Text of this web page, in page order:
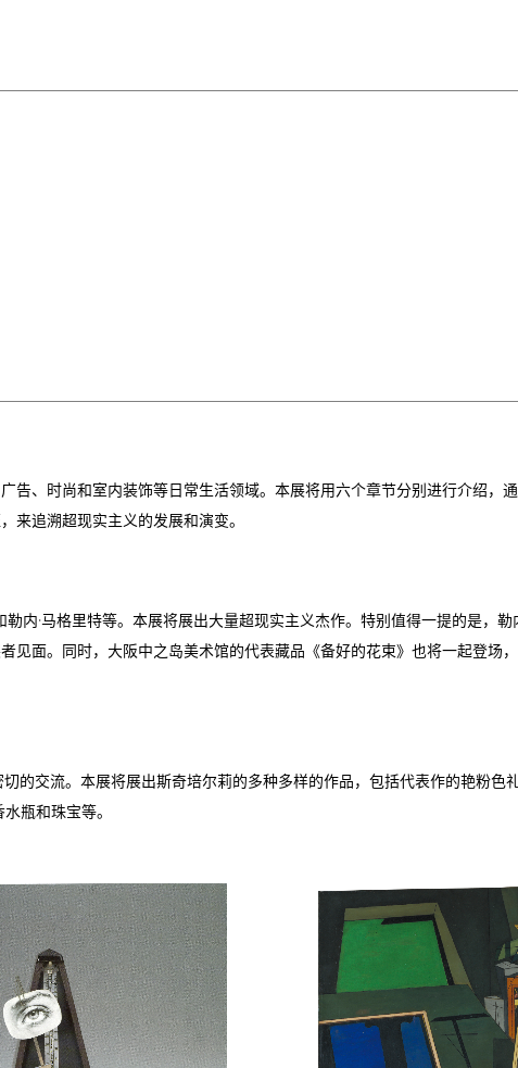
告、时尚和室内装饰等日常生活领域。本展将用六个章节分别进行介绍，
来追溯超现实主义的发展和演变。
内·马格里特等。本展将展出大量超现实主义杰作。特别值得一提的是，勒
见面。同时，大阪中之岛美术馆的代表藏品《备好的花束》也将一起登场
的交流。本展将展出斯奇培尔莉的多种多样的作品，包括代表作的艳粉色
瓶和珠宝等。